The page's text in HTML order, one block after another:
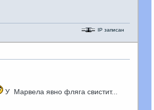
IP записан
У Марвела явно фляга свистит...